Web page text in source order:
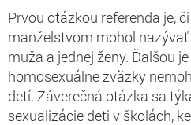
Prvou otázkou referenda je,
manželstvom mohol
muža a jednej ženy. Ďalšou
homosexuálne zväzky
detí. Záverečná otázka sa
sexualizácie deti v školách,